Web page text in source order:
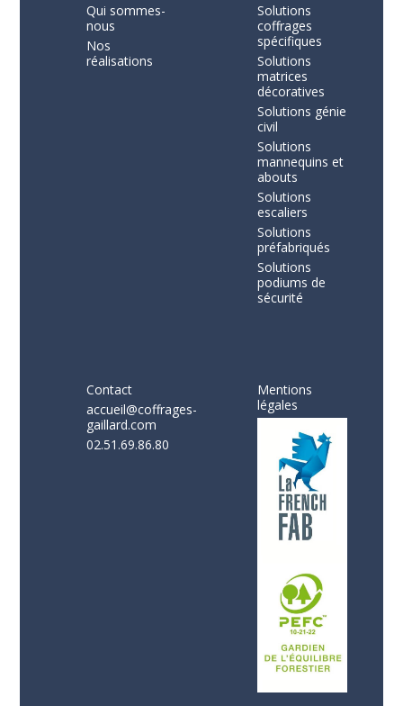
Qui sommes-
nous
Nos
réalisations
Solutions
coffrages
spécifiques
Solutions
matrices
décoratives
Solutions génie
civil
Solutions
mannequins et
abouts
Solutions
escaliers
Solutions
préfabriqués
Solutions
podiums de
sécurité
Contact
accueil@coffrages-
gaillard.com
02.51.69.86.80
Mentions
légales